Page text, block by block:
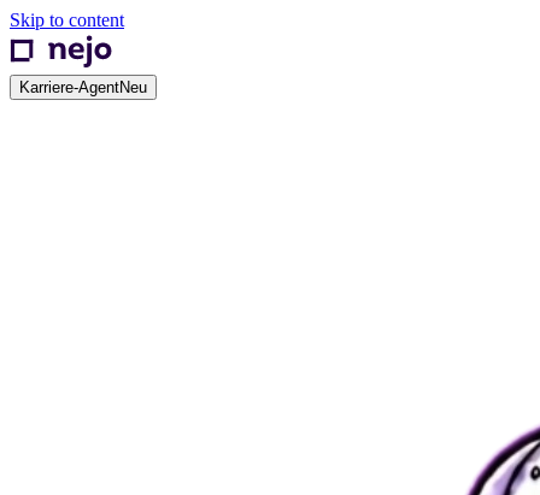
Skip to content
Karriere-AgentNeu